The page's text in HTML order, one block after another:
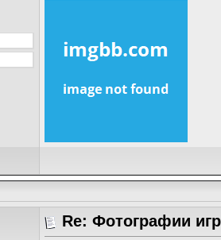
Re: Фотографии